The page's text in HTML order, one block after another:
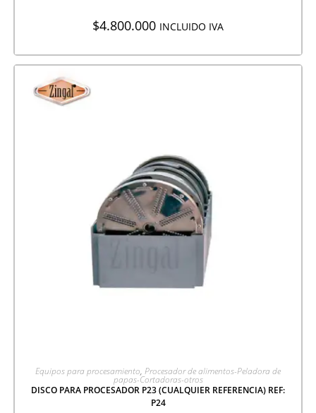
$4.800.000 INCLUIDO IVA
AGREGAR A COTIZACIÓN
Equipos para procesamiento, Procesador de alimentos-Peladora de
papas-Cortadoras-otros
DISCO PARA PROCESADOR P23 (CUALQUIER REFERENCIA) REF:
P24